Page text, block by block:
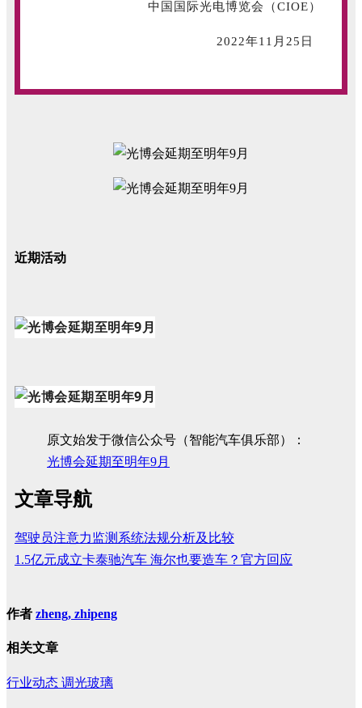
中国国际光电博览会（CIOE）
2022年11月25日
近期活动
原文始发于微信公众号（智能汽车俱乐部）：
光博会延期至明年9月
文章导航
驾驶员注意力监测系统法规分析及比较
1.5亿元成立卡泰驰汽车 海尔也要造车？官方回应
作者 zheng, zhipeng
相关文章
行业动态 调光玻璃